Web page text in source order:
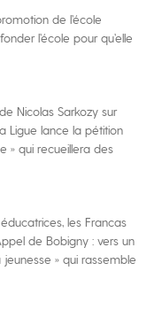
de l’école
l’école pour qu’elle
Nicolas Sarkozy sur
Ligue lance la pétition
» qui recueillera des
les Francas
de Bobigny : vers un
» qui rassemble